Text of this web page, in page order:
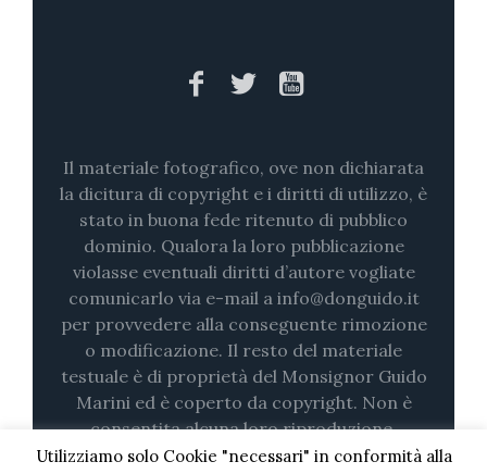
Il materiale fotografico, ove non dichiarata
la dicitura di copyright e i diritti di utilizzo, è
stato in buona fede ritenuto di pubblico
dominio. Qualora la loro pubblicazione
violasse eventuali diritti d’autore vogliate
comunicarlo via e-mail a info@donguido.it
per provvedere alla conseguente rimozione
o modificazione. Il resto del materiale
testuale è di proprietà del Monsignor Guido
Marini ed è coperto da copyright. Non è
consentita alcuna loro riproduzione,
nemmeno parziale (su stampa o in digitale)
Utilizziamo solo Cookie "necessari" in conformità alla